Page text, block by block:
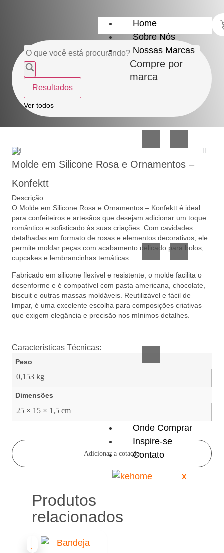
Home
Sobre Nós
Nossas Marcas
Compre por
marca
Lar
Organização
Utilidades
de
Vidro
Confeitaria
e
Presente
Onde Comprar
Inspire-se
Contato
X
Resultados
Ver todos
Molde em Silicone Rosa e Ornamentos –
Konfektt
Descrição
O Molde em Silicone Rosa e Ornamentos – Konfektt é ideal
para confeiteiros e artesãos que desejam adicionar um toque
romântico e sofisticado às suas criações. Com cavidades
detalhadas em formato de rosas e elementos decorativos, ele
permite moldar peças com acabamento delicado para bolos,
cupcakes e lembrancinhas temáticas.
Fabricado em silicone flexível e resistente, o molde facilita o
desenforme e é compatível com pasta americana, chocolate,
biscuit e outras massas moldáveis. Reutilizável e fácil de
limpar, é uma excelente escolha para composições criativas
que exigem elegância e precisão nos mínimos detalhes.
Características Técnicas:
Peso
0,153 kg
Dimensões
25 × 15 × 1,5 cm
Adicionar a cotação
Produtos
relacionados